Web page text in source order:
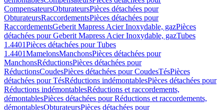
CompensateursObturateursPièces détachées pour
ObturateursRaccordementsPièces détachées pour
RaccordementsGeberit Mapress Acier Inoxydable, gazPièces
détachées pour Geberit Mapress Acier Inoxydable, gazTubes
1.4401Pièces détachées pour Tubes
1.4401MamelonsManchonsPièces détachées pour
ManchonsRéductionsPièces détachées pour
RéductionsCoudesPièces détachées pour CoudesTésPièces
détachées pour TésRéductions indémontablesPièces détachées pour
Réductions indémontablesRéductions et raccordements,
démontablesPièces détachées pour Réductions et raccordements,
démontablesObturateursPièces détachées pour